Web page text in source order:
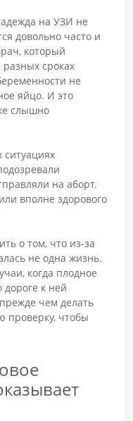
на УЗИ не
довольно часто и
который
сроках
не
яйцо. И это
слышно
на аборт.
вполне здорового
о том, что из-за
не одна жизнь.
когда плодное
к ней
чем делать
проверку, чтобы